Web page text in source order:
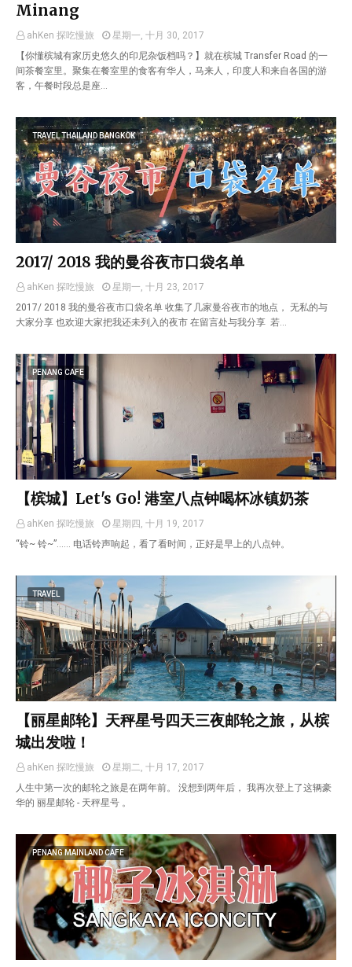
Minang
ahKen 探吃慢旅
星期一, 十月 30, 2017
【你懂槟城有家历史悠久的印尼杂饭档吗？】就在槟城 Transfer Road 的一
间茶餐室里。聚集在餐室里的食客有华人，马来人，印度人和来自各国的游
客，午餐时段总是座…
TRAVEL THAILAND BANGKOK
2017/ 2018 我的曼谷夜市口袋名单
ahKen 探吃慢旅
星期一, 十月 23, 2017
2017/ 2018 我的曼谷夜市口袋名单 收集了几家曼谷夜市的地点， 无私的与
大家分享 也欢迎大家把我还未列入的夜市 在留言处与我分享 若…
PENANG CAFE
【槟城】Let's Go! 港室八点钟喝杯冰镇奶茶
ahKen 探吃慢旅
星期四, 十月 19, 2017
“铃~ 铃~”...... 电话铃声响起，看了看时间，正好是早上的八点钟。
TRAVEL
【丽星邮轮】天秤星号四天三夜邮轮之旅，从槟
城出发啦！
ahKen 探吃慢旅
星期二, 十月 17, 2017
人生中第一次的邮轮之旅是在两年前。 没想到两年后， 我再次登上了这辆豪
华的 丽星邮轮 - 天秤星号 。
PENANG MAINLAND CAFE